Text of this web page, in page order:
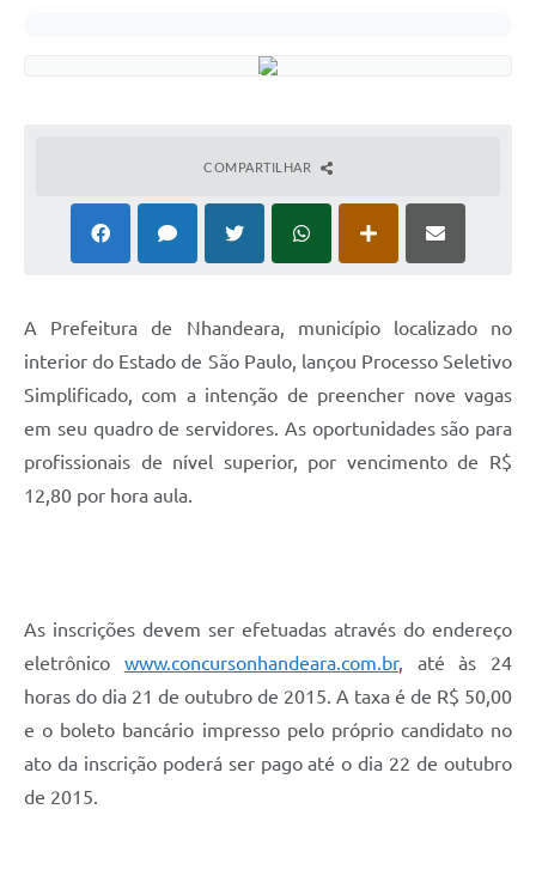
COMPARTILHAR
A Prefeitura de Nhandeara, município localizado no
interior do Estado de São Paulo, lançou Processo Seletivo
Simplificado, com a intenção de preencher nove vagas
em seu quadro de servidores. As oportunidades são para
profissionais de nível superior, por vencimento de R$
12,80 por hora aula.
As inscrições devem ser efetuadas através do endereço
eletrônico www.concursonhandeara.com.br, até às 24
horas do dia 21 de outubro de 2015. A taxa é de R$ 50,00
e o boleto bancário impresso pelo próprio candidato no
ato da inscrição poderá ser pago até o dia 22 de outubro
de 2015.